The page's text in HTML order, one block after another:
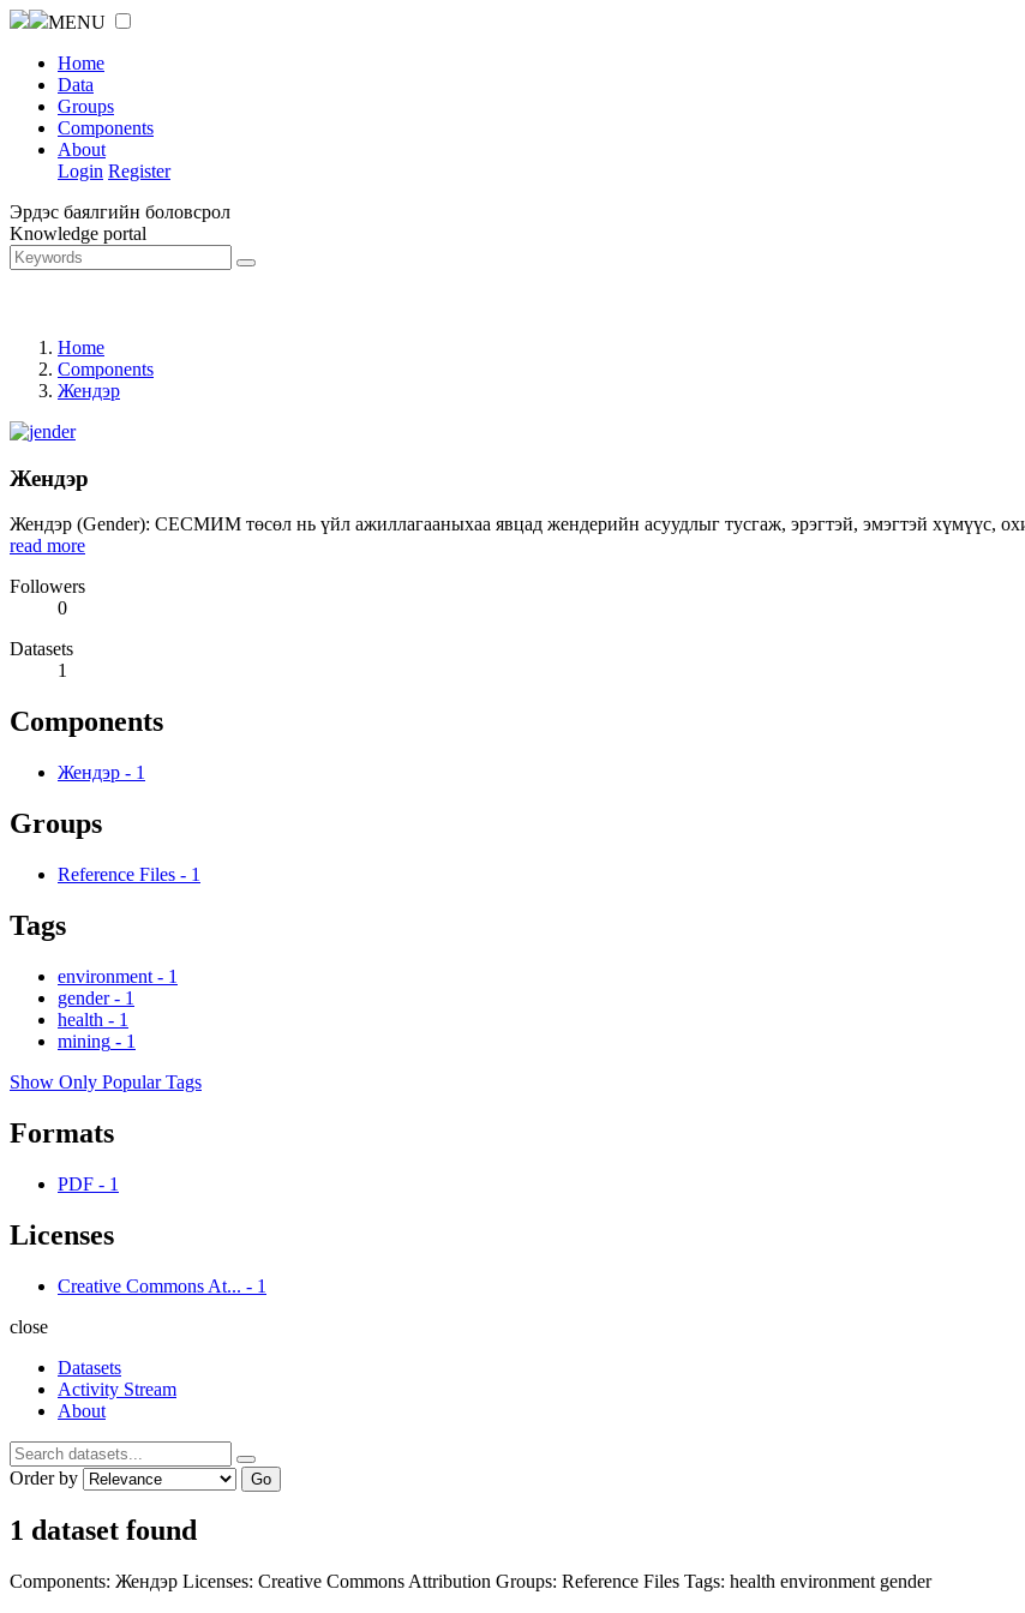
MENU
Home
Data
Groups
Components
About
Login Register
Эрдэс баялгийн боловсрол
Knowledge portal
Home
Components
Жендэр
Жендэр
Жендэр (Gender): СЕСМИМ төсөл нь үйл ажиллагааныхаа явцад жендерийн асуудлыг тусгаж, эрэгтэй, эмэгтэй хүмүүс,
read more
Followers
0
Datasets
1
Components
Жендэр - 1
Groups
Reference Files - 1
Tags
environment - 1
gender - 1
health - 1
mining - 1
Show Only Popular Tags
Formats
PDF - 1
Licenses
Creative Commons At... - 1
close
Datasets
Activity Stream
About
Order by Go
1 dataset found
Components: Жендэр Licenses: Creative Commons Attribution Groups: Reference Files Tags: health environment gender